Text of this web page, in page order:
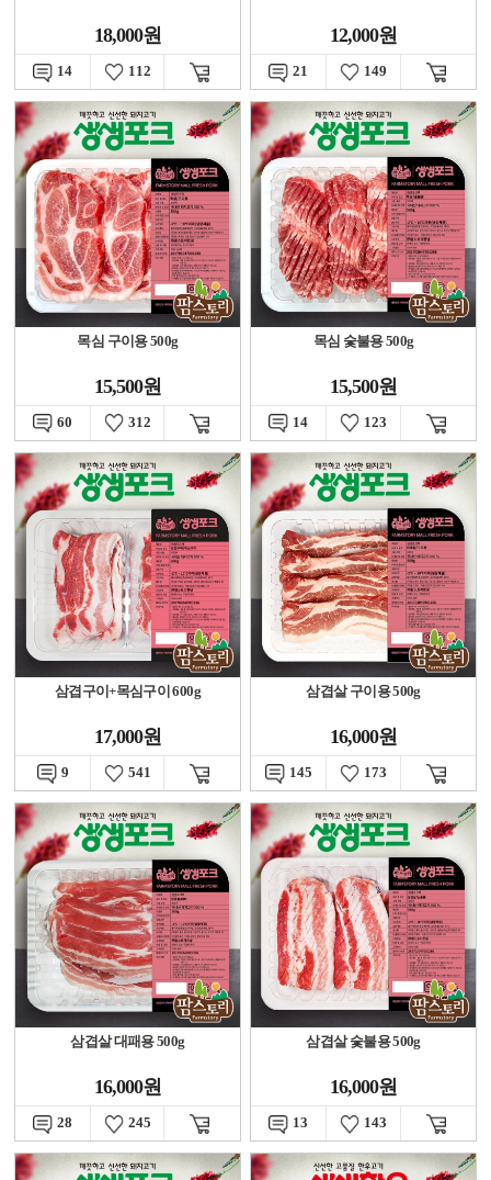
18,000원
14 112
12,000원
21 149
목심 구이용 500g
15,500원
60 312
목심 숯불용 500g
15,500원
14 123
삼겹구이+목심구이 600g
17,000원
9 541
삼겹살 구이용 500g
16,000원
145 173
삼겹살 대패용 500g
16,000원
28 245
삼겹살 숯불용 500g
16,000원
13 143